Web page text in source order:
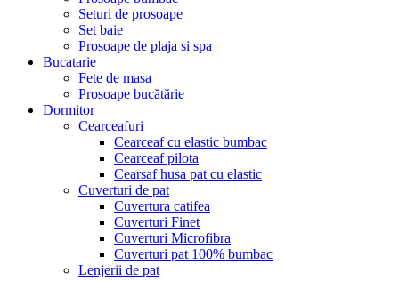
Seturi de prosoape
Set baie
Prosoape de plaja si spa
Bucatarie
Fete de masa
Prosoape bucătărie
Dormitor
Cearceafuri
Cearceaf cu elastic bumbac
Cearceaf pilota
Cearsaf husa pat cu elastic
Cuverturi de pat
Cuvertura catifea
Cuverturi Finet
Cuverturi Microfibra
Cuverturi pat 100% bumbac
Lenjerii de pat